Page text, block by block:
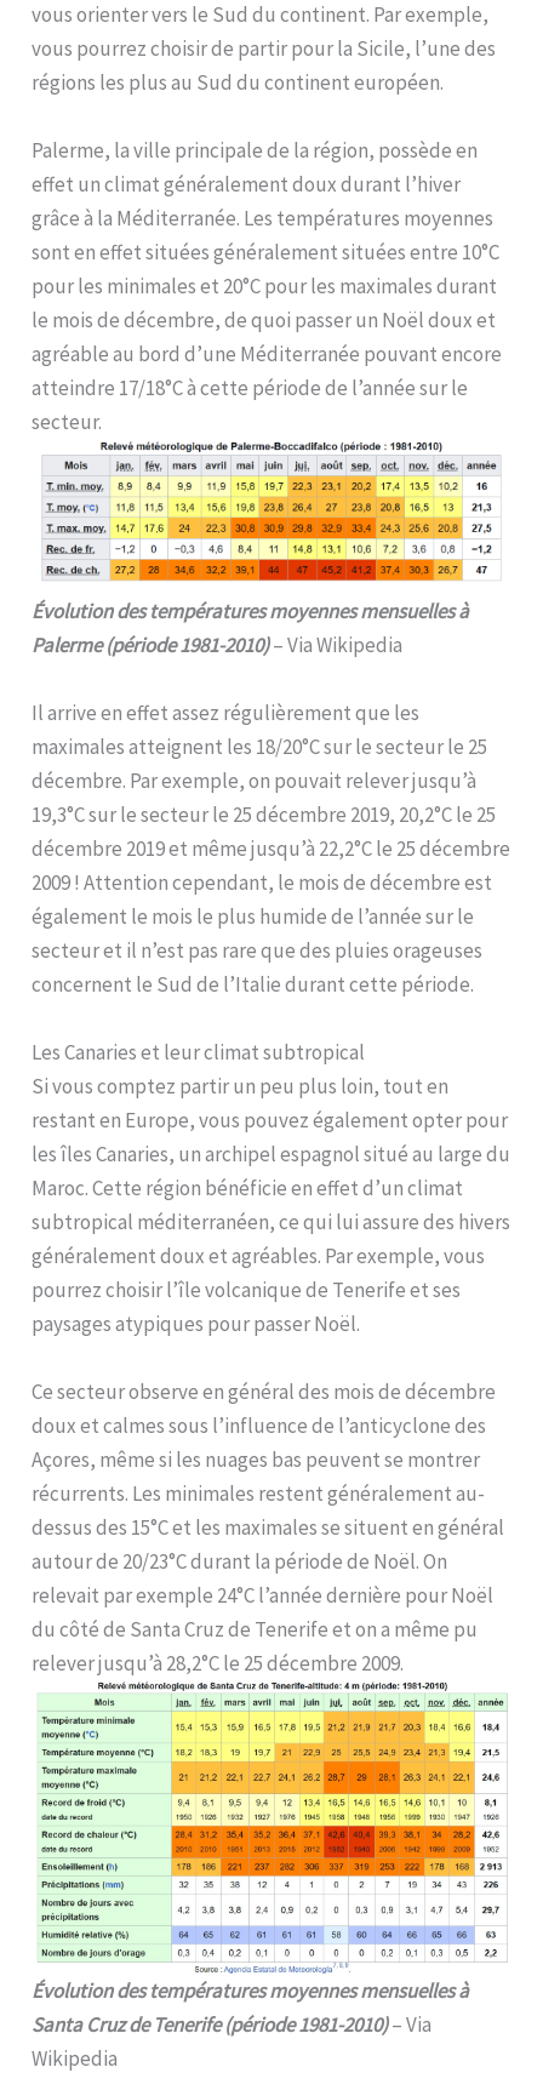
vous orienter vers le Sud du continent. Par exemple,
vous pourrez choisir de partir pour la Sicile, l’une des
régions les plus au Sud du continent européen.
Palerme, la ville principale de la région, possède en
effet un climat généralement doux durant l’hiver
grâce à la Méditerranée. Les températures moyennes
sont en effet situées généralement situées entre 10°C
pour les minimales et 20°C pour les maximales durant
le mois de décembre, de quoi passer un Noël doux et
agréable au bord d’une Méditerranée pouvant encore
atteindre 17/18°C à cette période de l’année sur le
secteur.
Évolution des températures moyennes mensuelles à
Palerme (période 1981-2010)– Via Wikipedia
Il arrive en effet assez régulièrement que les
maximales atteignent les 18/20°C sur le secteur le 25
décembre. Par exemple, on pouvait relever jusqu’à
19,3°C sur le secteur le 25 décembre 2019, 20,2°C le 25
décembre 2019 et même jusqu’à 22,2°C le 25 décembre
2009 ! Attention cependant, le mois de décembre est
également le mois le plus humide de l’année sur le
secteur et il n’est pas rare que des pluies orageuses
concernent le Sud de l’Italie durant cette période.
Les Canaries et leur climat subtropical
Si vous comptez partir un peu plus loin, tout en
restant en Europe, vous pouvez également opter pour
les îles Canaries, un archipel espagnol situé au large du
Maroc. Cette région bénéficie en effet d’un climat
subtropical méditerranéen, ce qui lui assure des hivers
généralement doux et agréables. Par exemple, vous
pourrez choisir l’île volcanique de Tenerife et ses
paysages atypiques pour passer Noël.
Ce secteur observe en général des mois de décembre
doux et calmes sous l’influence de l’anticyclone des
Açores, même si les nuages bas peuvent se montrer
récurrents. Les minimales restent généralement au-
dessus des 15°C et les maximales se situent en général
autour de 20/23°C durant la période de Noël. On
relevait par exemple 24°C l’année dernière pour Noël
du côté de Santa Cruz de Tenerife et on a même pu
relever jusqu’à 28,2°C le 25 décembre 2009.
Évolution des températures moyennes mensuelles à
Santa Cruz de Tenerife (période 1981-2010)– Via
Wikipedia